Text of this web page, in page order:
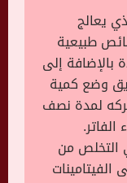
يعالج
طبيعية
إلى
وضع كمية
لمدة نصف
التخلص من
الفيتامينات